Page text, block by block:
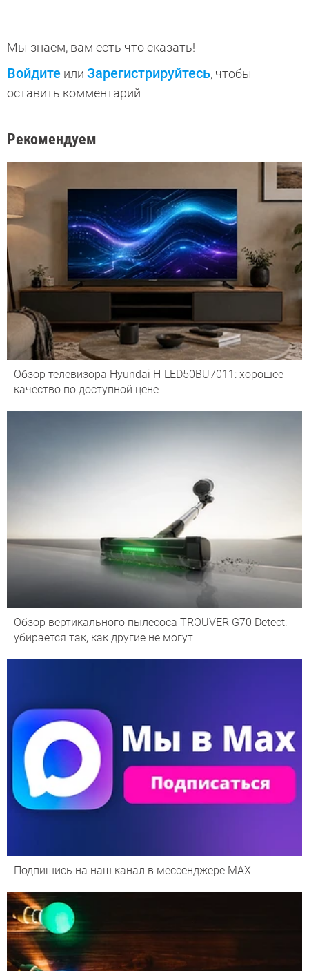
Мы знаем, вам есть что сказать!
Войдите или Зарегистрируйтесь, чтобы
оставить комментарий
Рекомендуем
Обзор телевизора Hyundai H-LED50BU7011: хорошее
качество по доступной цене
Обзор вертикального пылесоса TROUVER G70 Detect:
убирается так, как другие не могут
Подпишись на наш канал в мессенджере МАХ